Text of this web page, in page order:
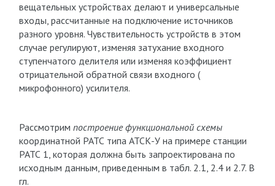
вещательных устройствах делают и универсальные
входы, рассчитанные на подключение источников
разного уровня. Чувствительность устройств в этом
случае регулируют, изменяя затухание входного
ступенчатого делителя или изменяя коэффициент
отрицательной обратной связи входного (
микрофонного) усилителя.
Рассмотрим построение функциональной схемы
координатной РАТС типа АТСК-У на примере станции
РАТС 1, которая должна быть запроектирована по
исходным данным, приведенным в табл. 2.1, 2.4 и 2.7. В
гл.